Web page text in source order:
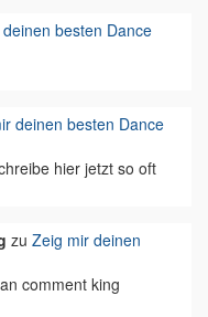
besten Dance
deinen besten Dance
hier jetzt so oft
zu Zeig mir deinen
comment king